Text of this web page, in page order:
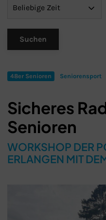
48er Senioren Seniorensport
Sicheres
Senioren
WORKSHOP DER
ERLANGEN MIT